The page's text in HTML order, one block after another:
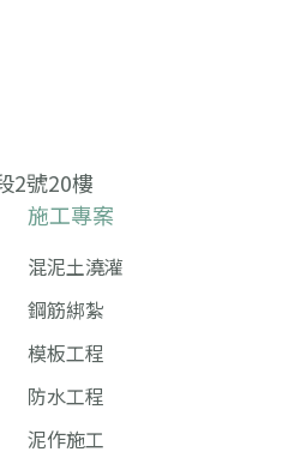
2號20樓
施工專案
混泥土澆灌
鋼筋綁紮
模板工程
防水工程
泥作施工